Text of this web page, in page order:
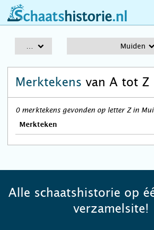
schaatshistorie.nl
Muiden
Merktekens van A tot Z
0 merktekens gevonden op letter Z in
Merkteken
Alle schaatshistorie op
verzamelsite!